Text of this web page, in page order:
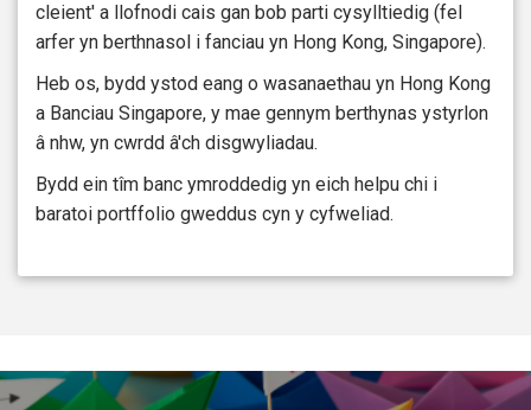
cleient' a llofnodi cais gan bob parti cysylltiedig (fel
arfer yn berthnasol i fanciau yn Hong Kong, Singapore).
Heb os, bydd ystod eang o wasanaethau yn Hong Kong
a Banciau Singapore, y mae gennym berthynas ystyrlon
â nhw, yn cwrdd â'ch disgwyliadau.
Bydd ein tîm banc ymroddedig yn eich helpu chi i
baratoi portffolio gweddus cyn y cyfweliad.